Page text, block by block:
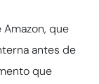
que
antes de
que